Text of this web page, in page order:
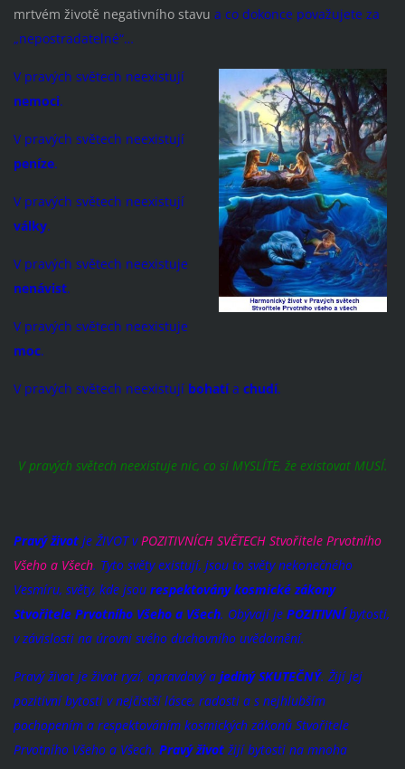
mrtvém životě negativního stavu a co dokonce považujete za
„nepostradatelné“…
V pravých světech neexistují
nemoci.
V pravých světech neexistují
peníze.
V pravých světech neexistují
války.
V pravých světech neexistuje
nenávist.
V pravých světech neexistuje
moc.
V pravých světech neexistují bohatía chudí.
V pravých světech neexistuje nic, co si MYSLÍTE, že existovat MUSÍ.
Pravý život je ŽIVOT vPOZITIVNÍCH SVĚTECH Stvořitele Prvotního
Všeho a Všech. Tyto světy existují, jsou to světy nekonečného
Vesmíru, světy, kde jsou respektovány kosmické zákony
Stvořitele Prvotního Všeho a Všech. Obývají je POZITIVNÍbytosti,
v závislosti na úrovni svého duchovního uvědomění.
Pravý život je život ryzí, opravdový a jediný SKUTEČNÝ. Žijí jej
pozitivní bytosti v nejčistší lásce, radosti a s nejhlubším
pochopením a respektováním kosmických zákonů Stvořitele
Prvotního Všeho a Všech. Pravý životžijí bytosti na mnoha